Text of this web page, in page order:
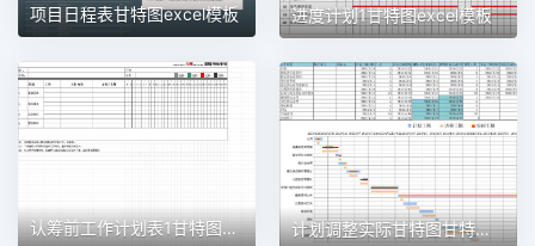
项目日程表甘特图excel模板 进度计划1甘特图excel模板
认筹前工作计划表1甘特图excel模板 计划调整实际甘特图甘特图excel模板